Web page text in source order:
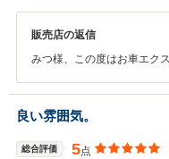
販売店の返信
みつ様、この度はお車エク
等承っておりますので、今
のお越しをスタッフ一同お
良い雰囲気。
総合評価 5点